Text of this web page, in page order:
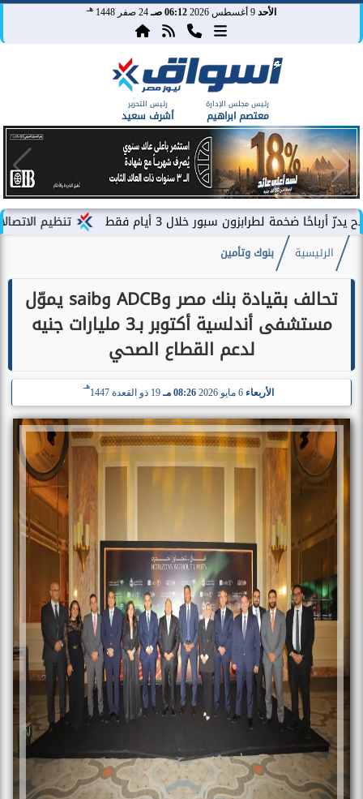
الأحد 06:12 صـ 24 صفر 1448 هـ
رئيس مجلس الإدارة
معتصم ابراهيم
رئيس التحرير
أشرف سعيد
تنظيم الاتصالات يصدر سبور خلال 3 أيام فقط
الرئيسية بنوك وتأمين
تحالف بقيادة بنك مصر وADCB وsaib يموّل
مستشفى أندلسية أكتوبر بـ3 مليارات جنيه
لدعم القطاع الصحي
الأربعاء 6 مايو 2026 08:26 مـ 19 ذو القعدة 1447
هـ